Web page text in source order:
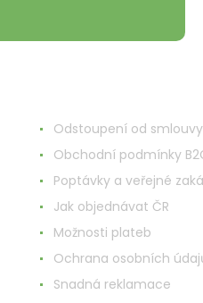
Odstoupení od smlouvy
Obchodní podmínky
Poptávky a veřejné
Jak objednávat ČR
Možnosti plateb
Ochrana osobních
Snadná reklamace